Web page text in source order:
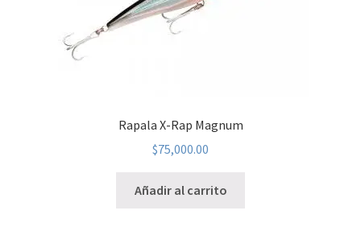
Rapala X-Rap Magnum
$75,000.00
Añadir al carrito